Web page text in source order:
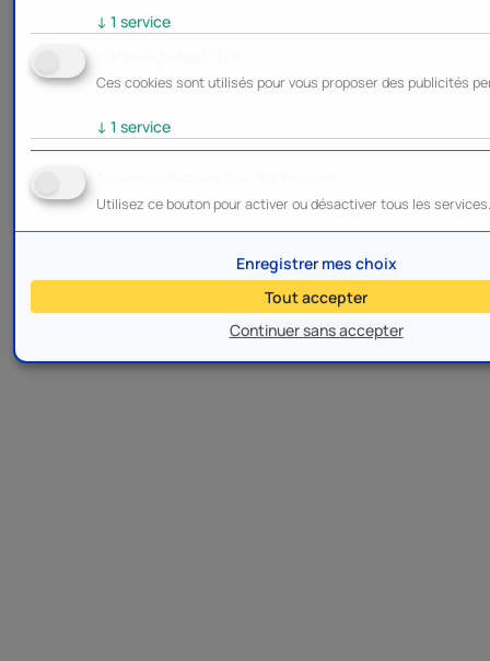
↓ 1 service
Ces cookies sont utilisés pour vous proposer des publicités
↓ 1 service
Utilisez ce bouton pour activer ou désactiver tous les services.
Continuer sans accepter
Enregistrer mes choix
Tout accepter